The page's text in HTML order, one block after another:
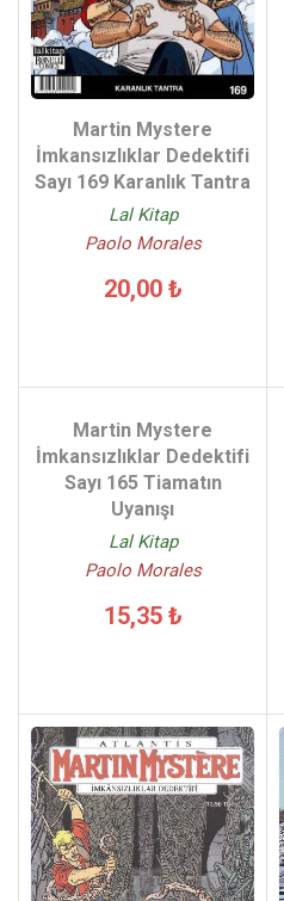
Martin Mystere
İmkansızlıklar Dedektifi
Sayı 169 Karanlık Tantra
Lal Kitap
Paolo Morales
20,00 ₺
Martin Mystere
İmkansızlıklar Dedektifi
Sayı 165 Tiamatın
Uyanışı
Lal Kitap
Paolo Morales
15,35 ₺